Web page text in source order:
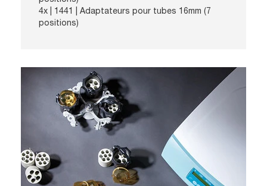
4x | 1441
| Adaptateurs pour tubes 16mm (7
positions)